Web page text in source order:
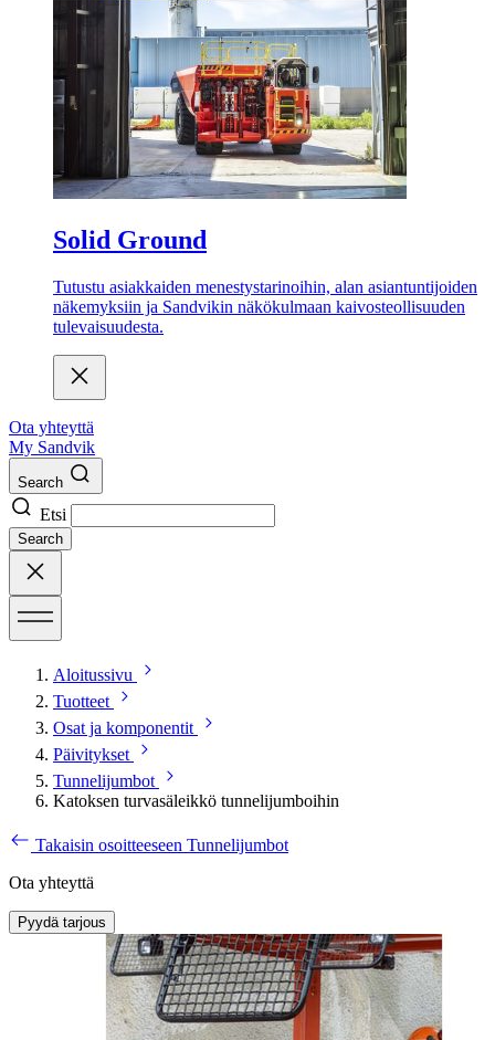
Solid Ground
Tutustu asiakkaiden menestystarinoihin, alan asiantuntijoiden
näkemyksiin ja Sandvikin näkökulmaan kaivosteollisuuden
tulevaisuudesta.
Ota yhteyttä
My Sandvik
Search
Etsi
Search
Aloitussivu
Tuotteet
Osat ja komponentit
Päivitykset
Tunnelijumbot
Katoksen turvasäleikkö tunnelijumboihin
Takaisin osoitteeseen Tunnelijumbot
Ota yhteyttä
Pyydä tarjous